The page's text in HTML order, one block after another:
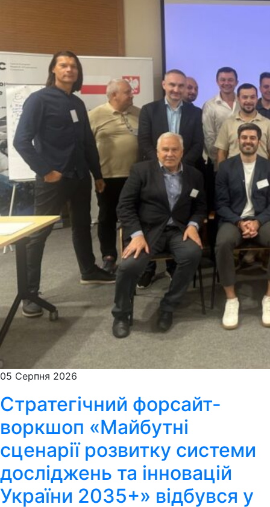
05 Серпня 2026
Стратегічний форсайт-
воркшоп «Майбутні
сценарії розвитку системи
досліджень та інновацій
України 2035+» відбувся у